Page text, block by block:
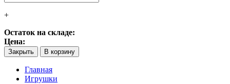
+
Остаток на складе:
Цена:
Закрыть В корзину
Главная
Игрушки